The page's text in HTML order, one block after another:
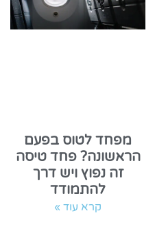
מפחד לטוס בפעם
הראשונה? פחד טיסה
זה נפוץ ויש דרך
להתמודד
קרא עוד »